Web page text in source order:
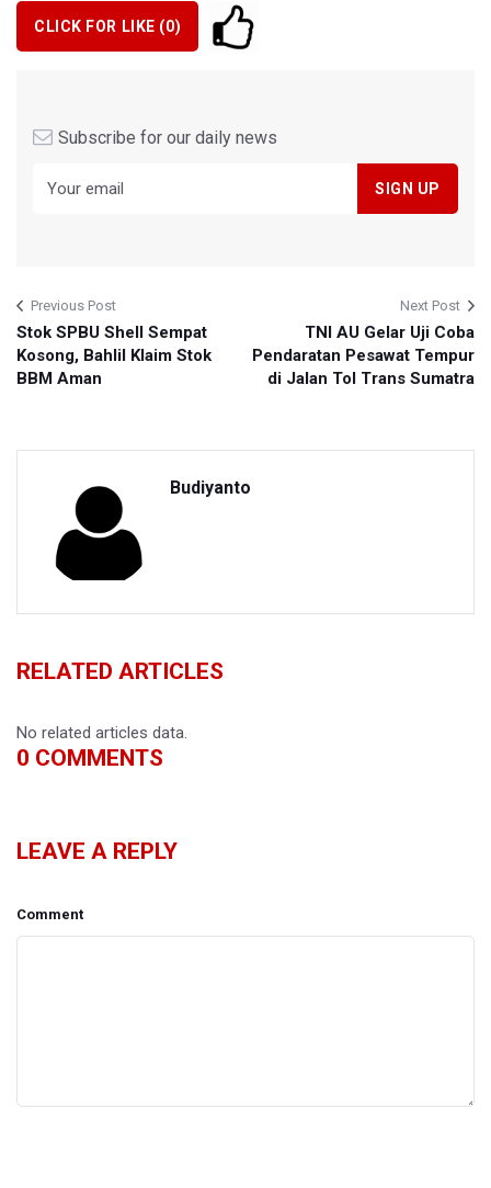
CLICK FOR LIKE (0)
Subscribe for our daily news
Previous Post
Stok SPBU Shell Sempat
Kosong, Bahlil Klaim Stok
BBM Aman
Next Post
TNI AU Gelar Uji Coba
Pendaratan Pesawat Tempur
di Jalan Tol Trans Sumatra
Budiyanto
RELATED ARTICLES
No related articles data.
0 COMMENTS
LEAVE A REPLY
Comment